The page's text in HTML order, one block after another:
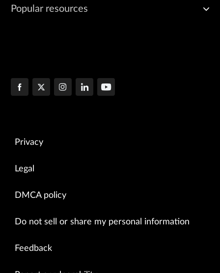
Popular resources
Privacy
Legal
DMCA policy
Do not sell or share my personal information
Feedback